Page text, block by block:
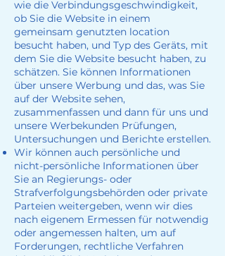
wie die Verbindungsgeschwindigkeit,
ob Sie die Website in einem
gemeinsam genutzten location
besucht haben, und Typ des Geräts, mit
dem Sie die Website besucht haben, zu
schätzen. Sie können Informationen
über unsere Werbung und das, was Sie
auf der Website sehen,
zusammenfassen und dann für uns und
unsere Werbekunden Prüfungen,
Untersuchungen und Berichte erstellen.
Wir können auch persönliche und
nicht-persönliche Informationen über
Sie an Regierungs- oder
Strafverfolgungsbehörden oder private
Parteien weitergeben, wenn wir dies
nach eigenem Ermessen für notwendig
oder angemessen halten, um auf
Forderungen, rechtliche Verfahren